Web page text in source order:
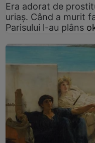
Era adorat de
uriaș. Când a murit
Parisului l-au plâns